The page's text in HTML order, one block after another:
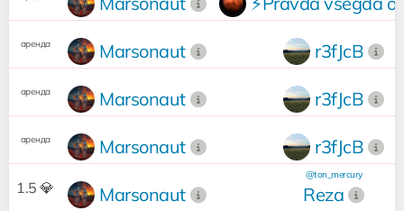
аренда Marsonaut r3fJcB
аренда Marsonaut r3fJcB
аренда Marsonaut r3fJcB
1.5 💎 Marsonaut Reza
@ton_mercury